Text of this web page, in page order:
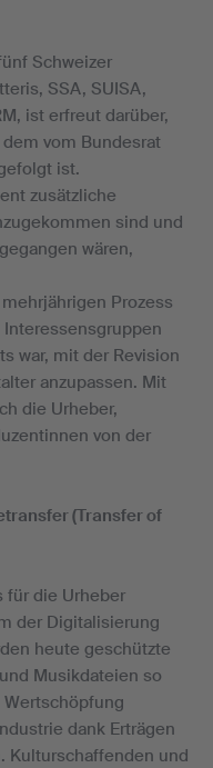
Schweizer
SSA, SUISA,
ist erfreut darüber,
vom Bundesrat
ist.
zusätzliche
sind und
wären,
Prozess
war, mit der Revision
anzupassen. Mit
die Urheber,
von der
(Transfer of
für die Urheber
der Digitalisierung
heute geschützte
Musikdateien so
dank Erträgen
Kulturschaffenden und